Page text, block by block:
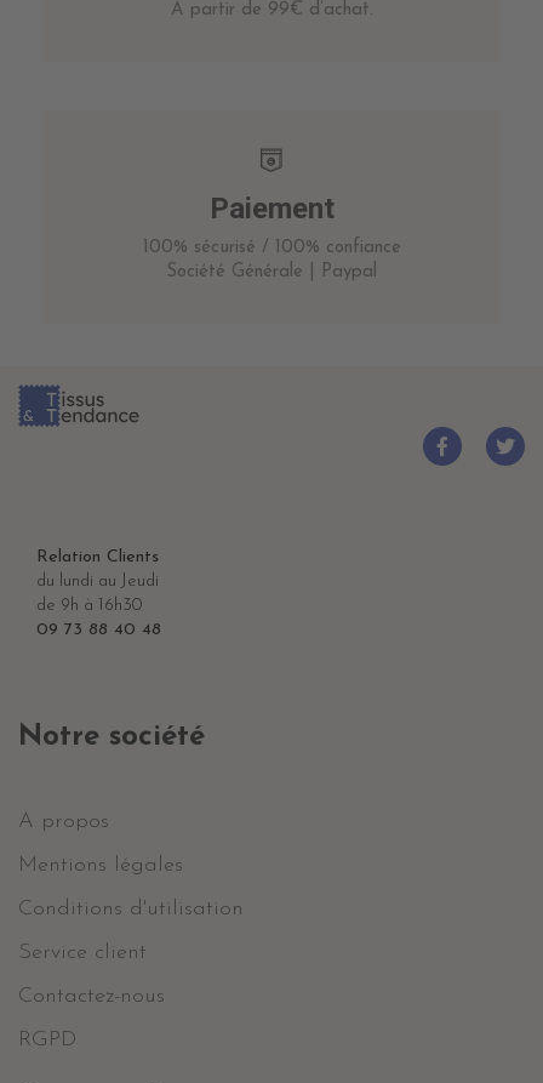
A partir de 99€ d’achat.
Paiement
100% sécurisé / 100% confiance
Société Générale | Paypal
Relation Clients
du lundi au Jeudi
de 9h à 16h30
09 73 88 40 48
Notre société
A propos
Mentions légales
Conditions d'utilisation
Service client
Contactez-nous
RGPD